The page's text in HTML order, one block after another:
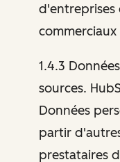
d'entreprises
1.4.3
sources.
Données
partir
prestataires